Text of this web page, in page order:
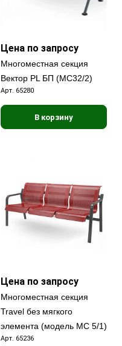
Цена по запросу
Многоместная секция
Вектор PL БП (МС32/2)
Арт. 65280
В корзину
Цена по запросу
Многоместная секция
Travel без мягкого
элемента (модель МС 5/1)
Арт. 65236